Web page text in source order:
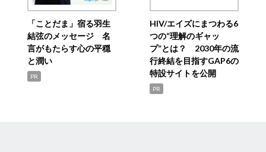
「ことだま」宿る羽生
結弦のメッセージ 名
言がもたらす心の平穏
と潤い
PR
HIV/エイズにまつわる6
つの“理解のギャッ
プ”とは？ 2030年の流
行終結を目指すGAP6の
特設サイトを公開
PR